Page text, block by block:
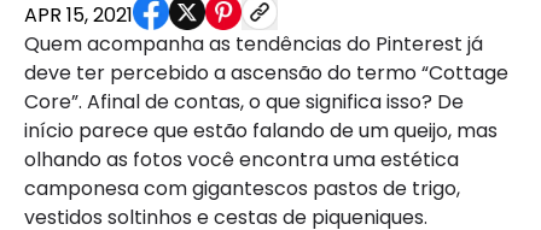
APR 15, 2021
Quem acompanha as tendências do Pinterest já
deve ter percebido a ascensão do termo “Cottage
Core”. Afinal de contas, o que significa isso? De
início parece que estão falando de um queijo, mas
olhando as fotos você encontra uma estética
camponesa com gigantescos pastos de trigo,
vestidos soltinhos e cestas de piqueniques.